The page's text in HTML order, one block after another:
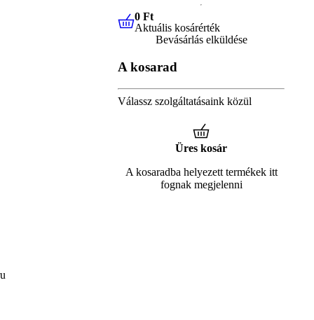
0 FtAktuális kosárérték
0 Ft
Aktuális kosárérték
Bevásárlás elküldése
A kosarad
Válassz szolgáltatásaink közül
Üres kosár
A kosaradba helyezett termékek itt
fognak megjelenni